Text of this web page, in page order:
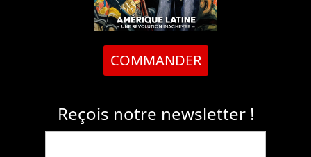
COMMANDER
Reçois notre newsletter !